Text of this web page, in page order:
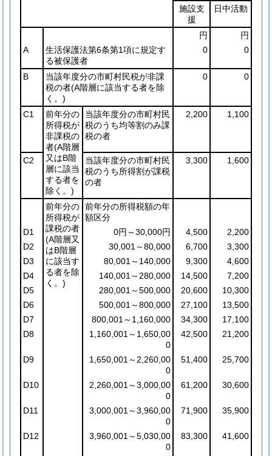
施設支
援
日中活動
円
円
A
生活保護法第6条第1項に規定す
る被保護者
0 0
B
当該年度分の市町村民税が非課
税の者(A階層に該当する者を除
く。)
0 0
C1
前年分の
所得税が
非課税の
者(A階層
又はB階
層に該当
する者を
除く。)
当該年度分の市町村民
税のうち均等割のみ課
税の者
2,200 1,100
C2
当該年度分の市町村民
税のうち所得割が課税
の者
3,300 1,600
前年分の
所得税が
課税の者
(A階層又
はB階層
に該当す
る者を除
く。)
前年分の所得税額の年
額区分
D1
0円～30,000円 4,500
2,200
D2
30,001～80,000 6,700
3,300
D3
80,001～140,000 9,300
4,600
D4
140,001～280,000 14,500
7,200
D5
280,001～500,000 20,600
10,300
D6
500,001～800,000 27,100
13,500
D7
800,001～1,160,000 34,300
17,100
D8
1,160,001～1,650,00
0
42,500 21,200
D9
1,650,001～2,260,00
0
51,400 25,700
D10
2,260,001～3,000,00
0
61,200 30,600
D11
3,000,001～3,960,00
0
71,900 35,900
D12
3,960,001～5,030,00
0
83,300 41,600